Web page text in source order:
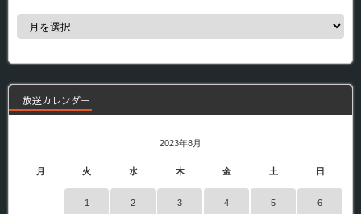
過
組
放送カレンダー
2023年8月
月 火 水 木 金 土 日
1 2 3 4 5 6